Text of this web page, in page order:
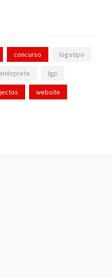
concurso logotipo
intérprete lgp
website